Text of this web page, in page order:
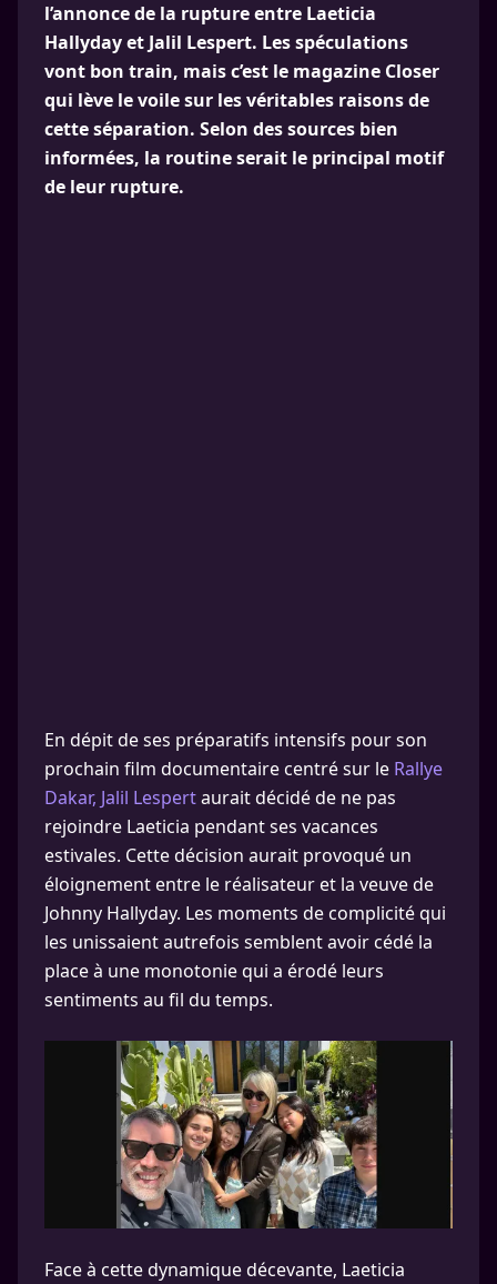
l’annonce de la rupture entre Laeticia
Hallyday et Jalil Lespert. Les spéculations
vont bon train, mais c’est le magazine Closer
qui lève le voile sur les véritables raisons de
cette séparation. Selon des sources bien
informées, la routine serait le principal motif
de leur rupture.
En dépit de ses préparatifs intensifs pour son
prochain film documentaire centré sur le Rallye
Dakar, Jalil Lespertaurait décidé de ne pas
rejoindre Laeticia pendant ses vacances
estivales. Cette décision aurait provoqué un
éloignement entre le réalisateur et la veuve de
Johnny Hallyday. Les moments de complicité qui
les unissaient autrefois semblent avoir cédé la
place à une monotonie qui a érodé leurs
sentiments au fil du temps.
Face à cette dynamique décevante, Laeticia